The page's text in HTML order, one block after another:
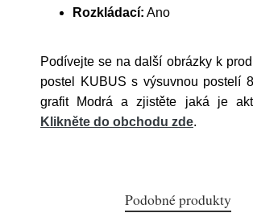
Rozkládací: Ano
Podívejte se na další obrázky k
postel KUBUS s výsuvnou postelí
grafit Modrá a zjistěte jaká je
Klikněte do obchodu zde.
Podobné produkty